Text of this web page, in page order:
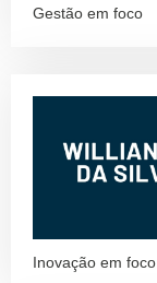
Gestão em foco
Inovação em foco